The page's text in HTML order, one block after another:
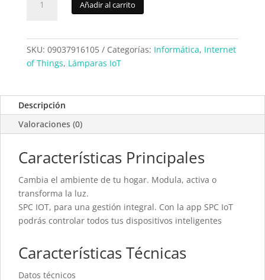
cantidad
Añadir al carrito
SKU: 09037916105 Categorías: Informática, Internet
of Things, Lámparas IoT
Descripción
Valoraciones (0)
Características Principales
Cambia el ambiente de tu hogar. Modula, activa o
transforma la luz.
SPC IOT, para una gestión integral. Con la app SPC IoT
podrás controlar todos tus dispositivos inteligentes
Características Técnicas
Datos técnicos